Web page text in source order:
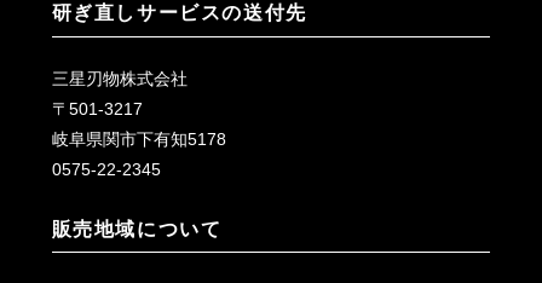
研ぎ直しサービスの送付先
三星刃物株式会社
〒501-3217
岐阜県関市下有知5178
0575-22-2345
販売地域について